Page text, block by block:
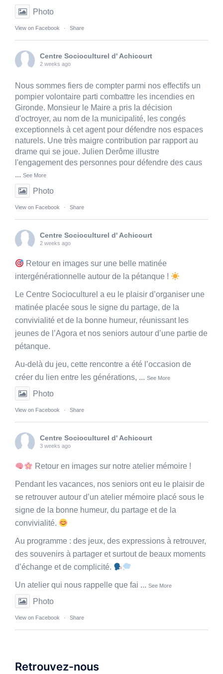
Photo
View on Facebook · Share
Centre Socioculturel d' Achicourt
2 weeks ago
Nous sommes fiers de compter parmi nos effectifs un
pompier volontaire parti combattre les incendies en
Gironde. Monsieur le Maire a pris la décision
d'octroyer, au nom de la municipalité, les congés
exceptionnels à cet agent pour défendre nos espaces
naturels. Une très maigre contribution par rapport au
drame qui se joue. Julien Derôme illustre
l'engagement des personnes pour défendre des caus
... See More
Photo
View on Facebook · Share
Centre Socioculturel d' Achicourt
2 weeks ago
Retour en images sur une belle matinée
intergénérationnelle autour de la pétanque !
Le Centre Socioculturel a eu le plaisir d’organiser une
matinée placée sous le signe du partage, de la
convivialité et de la bonne humeur, réunissant les
jeunes de l’Agora et nos seniors autour d’une partie de
pétanque.
Au-delà du jeu, cette rencontre a été l’occasion de
créer du lien entre les générations, ... See More
Photo
View on Facebook · Share
Centre Socioculturel d' Achicourt
3 weeks ago
Retour en images sur notre atelier mémoire !
Pendant les vacances, nos seniors ont eu le plaisir de
se retrouver autour d’un atelier mémoire placé sous le
signe de la bonne humeur, du partage et de la
convivialité.
Au programme : des jeux, des expressions à retrouver,
des souvenirs à partager et surtout de beaux moments
d’échange et de complicité.
Un atelier qui nous rappelle que fai ... See More
Photo
View on Facebook · Share
Retrouvez-nous